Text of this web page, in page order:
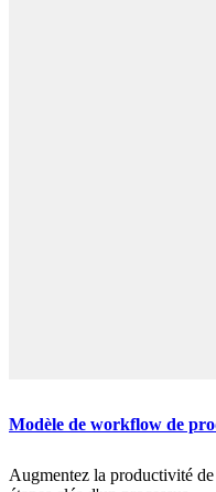
Modèle de workflow de
Augmentez la productivité